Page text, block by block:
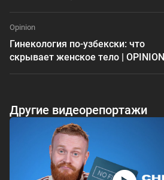
Opinion
Гинекология по-узбекски: что
скрывает женское тело | OPINION
Другие видеорепортажи